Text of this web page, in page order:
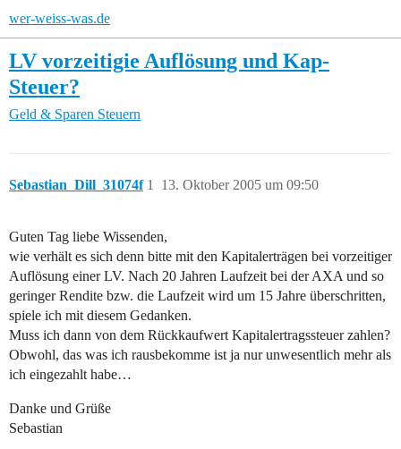
wer-weiss-was.de
LV vorzeitigie Auflösung und Kap-
Steuer?
Geld & Sparen Steuern
Sebastian_Dill_31074f 13. Oktober 2005 um 09:50
1
Guten Tag liebe Wissenden,
wie verhält es sich denn bitte mit den Kapitalerträgen bei vorzeitiger
Auflösung einer LV. Nach 20 Jahren Laufzeit bei der AXA und so
geringer Rendite bzw. die Laufzeit wird um 15 Jahre überschritten,
spiele ich mit diesem Gedanken.
Muss ich dann von dem Rückkaufwert Kapitalertragssteuer zahlen?
Obwohl, das was ich rausbekomme ist ja nur unwesentlich mehr als
ich eingezahlt habe…
Danke und Grüße
Sebastian